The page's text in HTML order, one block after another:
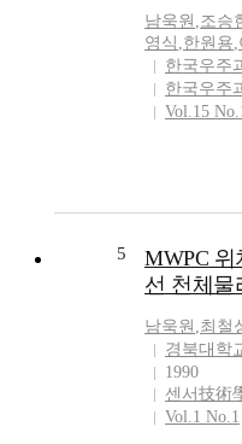
남욱원 ,조승
영식 ,한원용,
한국우주
한국우주
Vol.15
5
MWPC
선 천체물
남욱원 ,최철
경북대학
1990
센서技術
Vol.1 No.1